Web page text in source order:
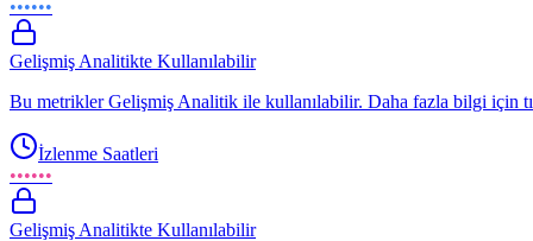
••••••
Gelişmiş Analitikte Kullanılabilir
Bu metrikler Gelişmiş Analitik ile kullanılabilir. Daha fazla bilgi için
İzlenme Saatleri
••••••
Gelişmiş Analitikte Kullanılabilir